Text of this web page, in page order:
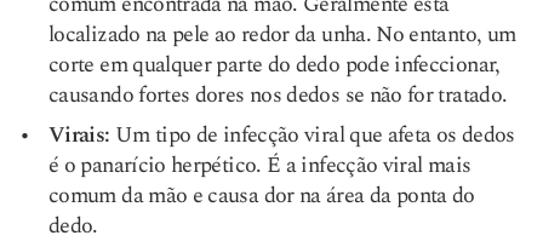
localizado na pele ao redor da unha. No entanto, um
corte em qualquer parte do dedo pode infeccionar,
causando fortes dores nos dedos se não for tratado.
Virais: Um tipo de infecção viral que afeta os dedos
é o panarício herpético. É a infecção viral mais
comum da mão e causa dor na área da ponta do
dedo.